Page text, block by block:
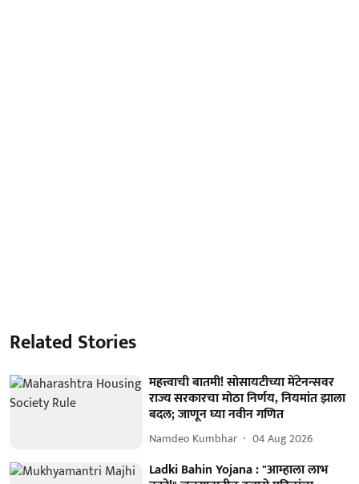
Related Stories
महत्त्वाची बातमी! सोसायटीच्या मेंटेनन्सवर
राज्य सरकारचा मोठा निर्णय, नियमांत झाला
बदल; जाणून घ्या नवीन गणित
Namdeo Kumbhar 04 Aug 2026
Ladki Bahin Yojana : "आम्हाला लाभ